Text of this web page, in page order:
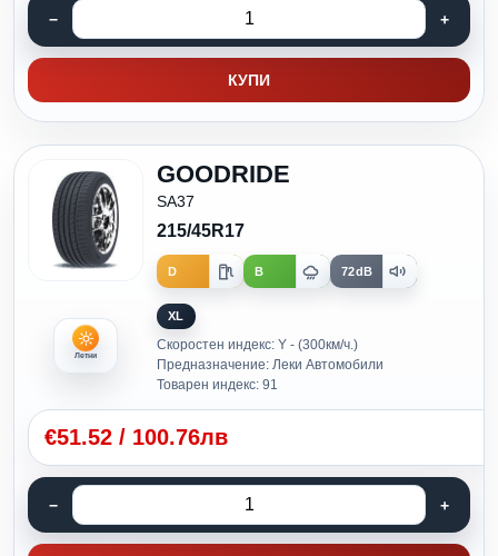
КУПИ
Летни
GOODRIDE
SA37
215/45R17
D B 72dB
XL
Скоростен индекс: Y - (300км/ч.)
Предназначение: Леки Автомобили
Товарен индекс: 91
€51.52 / 100.76лв